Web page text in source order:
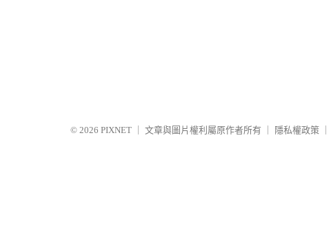
© 2026 PIXNET 文章與圖片權利屬原作者所有 隱私權政策